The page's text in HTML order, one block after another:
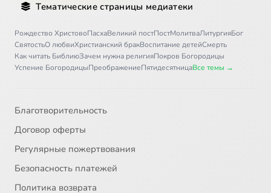
Тематические страницы медиатеки
Рождество ХристовоПасхаВеликий постПостМолитваЛитургияБог
СвятостьО любвиХристианский бракВоспитание детейСмерть
Как читать БиблиюЗачем нужна религияПокров Богородицы
Успение БогородицыПреображениеПятидесятницаВсе темы →
Благотворительность
Договор оферты
Регулярные пожертвования
Безопасность платежей
Политика возврата